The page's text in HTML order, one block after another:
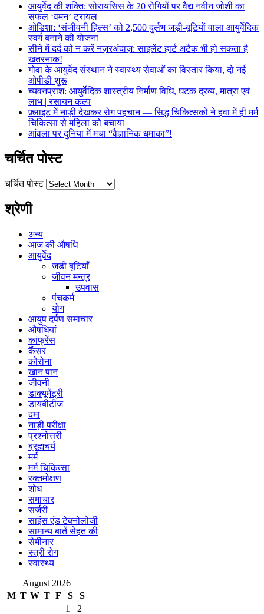
आयुर्वेद की शक्ति: सोरायसिस के 20 रोगियों पर वैद्य नवीन जोशी का
सफल ‘वमन’ ट्रायल
ओडिशा: ‘संजीवनी हिल्स’ को 2,500 दुर्लभ जड़ी-बूटियों वाला आयुर्वेदिक
स्वर्ग बनाने की योजना
सीने में दर्द को न करें नज़रअंदाज़: साइलेंट हार्ट अटैक भी हो सकता है
खतरनाक!
गोवा के आयुर्वेद संस्थान ने स्वास्थ्य सेवाओं का विस्तार किया, दो नई
ओपीडी शुरू
च्यवनप्राश: आयुर्वेदिक शास्त्रीय निर्माण विधि, घटक द्रव्य, मात्रा एवं
लाभ | रसायन कल्प
फ़्लाइट में नाड़ी देखकर रोग पहचान — सिद्ध चिकित्सकों ने हवा में ही मर्म
चिकित्सा से महिला को बचाया
आंवला पर दुनिया में मचा “वैज्ञानिक धमाका”!
चर्चित पोस्ट
चर्चित पोस्ट
श्रेणी
अन्य
आज की औषधि
आयुर्वेद
जडी बूटियाँ
जीवन मन्त्र
उपवास
पंचकर्म
योग
आयुष दर्पण समाचार
औषधियां
कांफ्रेंस
कैंसर
कोरोना
खान पान
जीवनी
डाक्यूमेंट्री
डायबीटीज
दमा
नाड़ी परीक्षा
प्रश्नोत्तरी
ब्रह्मचर्य
मर्म
मर्म चिकित्सा
रक्तमोक्षण
शोध
समाचार
सर्जरी
साइंस एंड टेक्नोलोजी
सामान्य बातें सेहत की
सेमीनार
स्त्री रोग
स्वास्थ्य
August 2026
M T W T F S
S
1
2